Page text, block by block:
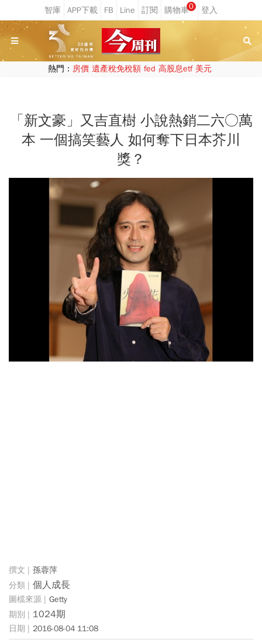
0
熱門： 房價 遺產稅免稅額 fed 高股息etf 美元
「新文豪」又吉直樹 小說熱銷二六○萬
本 一個搞笑藝人 如何奪下日本芥川
獎？
孫蓉萍
個人成長
Getty
1024期
2016-08-04 11:08